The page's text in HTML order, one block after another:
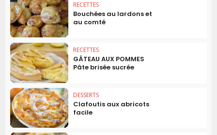
RECETTES
Bouchées au lardons et
au comté
RECETTES
GÂTEAU AUX POMMES
Pâte brisée sucrée
DESSERTS
Clafoutis aux abricots
facile